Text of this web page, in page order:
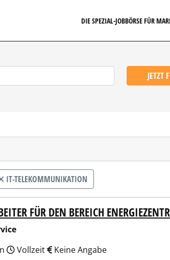
DIE SPEZIAL-JOBBÖRSE FÜR
JETZT
IT-TELEKOMMUNIKATION
FÜR DEN BEREICH
Vollzeit Keine Angabe